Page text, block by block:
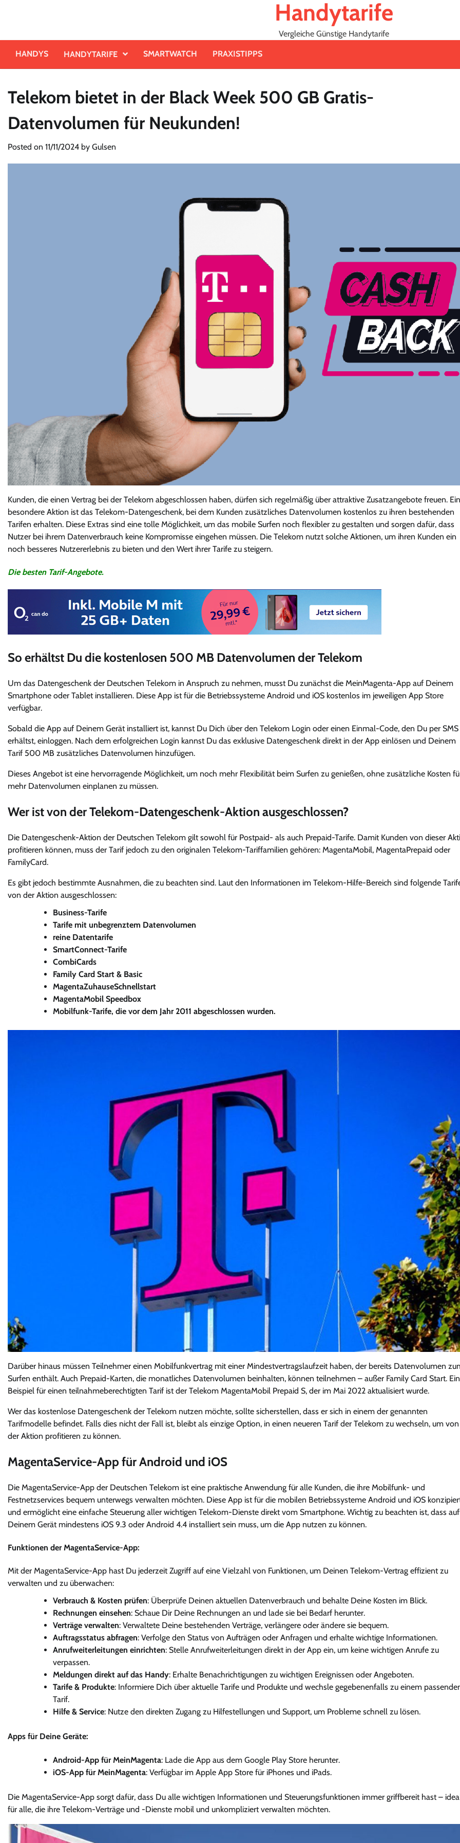
Handytarife
Vergleiche Günstige Handytarife
HANDYS HANDYTARIFE SMARTWATCH PRAXISTIPPS
Telekom bietet in der Black Week 500 GB Gratis-
Datenvolumen für Neukunden!
Posted on 11/11/2024 by Gulsen
Kunden, die einen Vertrag bei der Telekom abgeschlossen haben, dürfen sich regelmäßig über attraktive Zusatzangebote freuen.
besondere Aktion ist das Telekom-Datengeschenk, bei dem Kunden zusätzliches Datenvolumen kostenlos zu ihren bestehenden
Tarifen erhalten. Diese Extras sind eine tolle Möglichkeit, um das mobile Surfen noch flexibler zu gestalten und sorgen dafür, dass
Nutzer bei ihrem Datenverbrauch keine Kompromisse eingehen müssen. Die Telekom nutzt solche Aktionen, um ihren Kunden ein
noch besseres Nutzererlebnis zu bieten und den Wert ihrer Tarife zu steigern.
Die besten Tarif-Angebote.
So erhältst Du die kostenlosen 500 MB Datenvolumen der Telekom
Um das Datengeschenk der Deutschen Telekom in Anspruch zu nehmen, musst Du zunächst die MeinMagenta-App auf Deinem
Smartphone oder Tablet installieren. Diese App ist für die Betriebssysteme Android und iOS kostenlos im jeweiligen App Store
verfügbar.
Sobald die App auf Deinem Gerät installiert ist, kannst Du Dich über den Telekom Login oder einen Einmal-Code, den Du per SMS
erhältst, einloggen. Nach dem erfolgreichen Login kannst Du das exklusive Datengeschenk direkt in der App einlösen und Deinem
Tarif 500 MB zusätzliches Datenvolumen hinzufügen.
Dieses Angebot ist eine hervorragende Möglichkeit, um noch mehr Flexibilität beim Surfen zu genießen, ohne zusätzliche Kosten
mehr Datenvolumen einplanen zu müssen.
Wer ist von der Telekom-Datengeschenk-Aktion ausgeschlossen?
Die Datengeschenk-Aktion der Deutschen Telekom gilt sowohl für Postpaid- als auch Prepaid-Tarife. Damit Kunden von dieser
profitieren können, muss der Tarif jedoch zu den originalen Telekom-Tariffamilien gehören: MagentaMobil, MagentaPrepaid oder
FamilyCard.
Es gibt jedoch bestimmte Ausnahmen, die zu beachten sind. Laut den Informationen im Telekom-Hilfe-Bereich sind folgende
von der Aktion ausgeschlossen:
Business-Tarife
Tarife mit unbegrenztem Datenvolumen
reine Datentarife
SmartConnect-Tarife
CombiCards
Family Card Start & Basic
MagentaZuhauseSchnellstart
MagentaMobil Speedbox
Mobilfunk-Tarife, die vor dem Jahr 2011 abgeschlossen wurden.
Darüber hinaus müssen Teilnehmer einen Mobilfunkvertrag mit einer Mindestvertragslaufzeit haben, der bereits Datenvolumen
Surfen enthält. Auch Prepaid-Karten, die monatliches Datenvolumen beinhalten, können teilnehmen – außer Family Card Start. Ein
Beispiel für einen teilnahmeberechtigten Tarif ist der Telekom MagentaMobil Prepaid S, der im Mai 2022 aktualisiert wurde.
Wer das kostenlose Datengeschenk der Telekom nutzen möchte, sollte sicherstellen, dass er sich in einem der genannten
Tarifmodelle befindet. Falls dies nicht der Fall ist, bleibt als einzige Option, in einen neueren Tarif der Telekom zu wechseln, um von
der Aktion profitieren zu können.
MagentaService-App für Android und iOS
Die MagentaService-App der Deutschen Telekom ist eine praktische Anwendung für alle Kunden, die ihre Mobilfunk- und
Festnetzservices bequem unterwegs verwalten möchten. Diese App ist für die mobilen Betriebssysteme Android und iOS
und ermöglicht eine einfache Steuerung aller wichtigen Telekom-Dienste direkt vom Smartphone. Wichtig zu beachten ist, dass auf
Deinem Gerät mindestens iOS 9.3 oder Android 4.4 installiert sein muss, um die App nutzen zu können.
Funktionen der MagentaService-App:
Mit der MagentaService-App hast Du jederzeit Zugriff auf eine Vielzahl von Funktionen, um Deinen Telekom-Vertrag effizient zu
verwalten und zu überwachen:
Verbrauch & Kosten prüfen: Überprüfe Deinen aktuellen Datenverbrauch und behalte Deine Kosten im Blick.
Rechnungen einsehen: Schaue Dir Deine Rechnungen an und lade sie bei Bedarf herunter.
Verträge verwalten: Verwaltete Deine bestehenden Verträge, verlängere oder ändere sie bequem.
Auftragsstatus abfragen: Verfolge den Status von Aufträgen oder Anfragen und erhalte wichtige Informationen.
Anrufweiterleitungen einrichten: Stelle Anrufweiterleitungen direkt in der App ein, um keine wichtigen Anrufe zu
verpassen.
Meldungen direkt auf das Handy: Erhalte Benachrichtigungen zu wichtigen Ereignissen oder Angeboten.
Tarife & Produkte: Informiere Dich über aktuelle Tarife und Produkte und wechsle gegebenenfalls zu einem
Tarif.
Hilfe & Service: Nutze den direkten Zugang zu Hilfestellungen und Support, um Probleme schnell zu lösen.
Apps für Deine Geräte:
Android-App für MeinMagenta: Lade die App aus dem Google Play Store herunter.
iOS-App für MeinMagenta: Verfügbar im Apple App Store für iPhones und iPads.
Die MagentaService-App sorgt dafür, dass Du alle wichtigen Informationen und Steuerungsfunktionen immer griffbereit hast –
für alle, die ihre Telekom-Verträge und -Dienste mobil und unkompliziert verwalten möchten.